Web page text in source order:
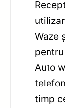
Waze
Auto
timp